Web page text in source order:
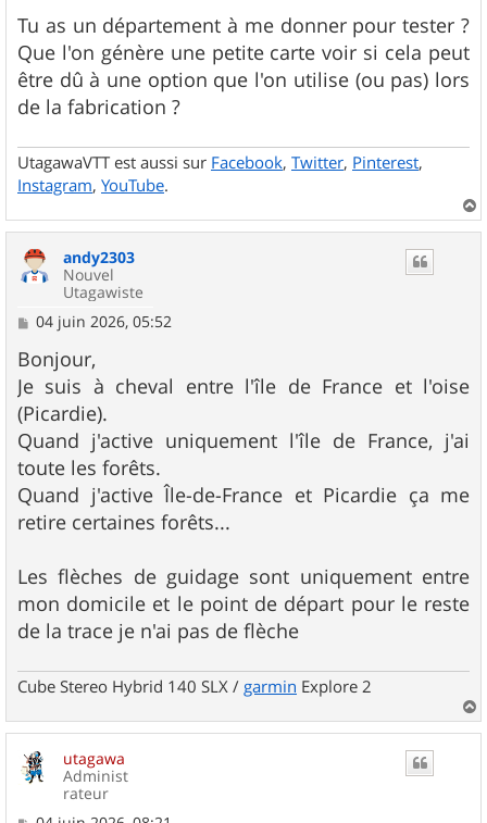
s
s
a
g
e
Tu as un département à me donner pour tester ?
Que l'on génère une petite carte voir si cela peut
être dû à une option que l'on utilise (ou pas) lors
de la fabrication ?
UtagawaVTT est aussi sur Facebook, Twitter, Pinterest,
Instagram, YouTube.
a
andy2303
Nouvel
Utagawiste
M
s
s
a
g
e
04 juin 2026, 05:52
Bonjour,
Je suis à cheval entre l'île de France et l'oise
(Picardie).
Quand j'active uniquement l'île de France, j'ai
toute les forêts.
Quand j'active Île-de-France et Picardie ça me
retire certaines forêts...
Les flèches de guidage sont uniquement entre
mon domicile et le point de départ pour le reste
de la trace je n'ai pas de flèche
Cube Stereo Hybrid 140 SLX / garmin Explore 2
a
utagawa
Administ
rateur